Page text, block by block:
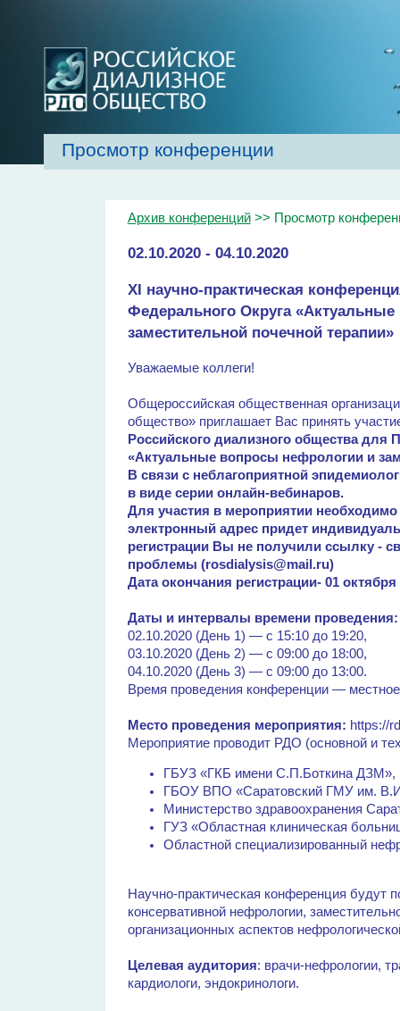
Главная Об обществе
Просмотр конференции
Архив конференций>> Просмотр
02.10.2020 - 04.10.2020
XI научно-практическая
Федерального Округа
заместительной почечной терапии»
Уважаемые коллеги!
Общероссийская общественная
общество» приглашает Вас принять
Российского диализного общества для
«Актуальные вопросы нефрологии и
В связи с неблагоприятной
в виде серии онлайн-вебинаров.
Для участия в мероприятии
электронный адрес придет
регистрации Вы не получили ссылку -
проблемы (rosdialysis@mail.ru)
Дата окончания регистрации- 01 октября
Даты и интервалы времени проведения:
02.10.2020 (День 1) — с 15:10 до 19:20,
03.10.2020 (День 2) — с 09:00 до 18:00,
04.10.2020 (День 3) — с 09:00 до 13:00.
Время проведения конференции —
Место проведения мероприятия: https://
Мероприятие проводит РДО (основной и
ГБУЗ «ГКБ имени С.П.Боткина ДЗМ»,
ГБОУ ВПО «Саратовский ГМУ им.
Министерство здравоохранения
ГУЗ «Областная клиническая
Областной специализированный
Научно-практическая конференция будут
консервативной нефрологии,
организационных аспектов
Целевая аудитория: врачи-нефрологии,
кардиологи, эндокринологи.